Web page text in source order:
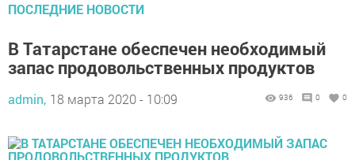
ПОСЛЕДНИЕ НОВОСТИ
В Татарстане обеспечен необходимый
запас продовольственных продуктов
admin, 18 марта 2020 - 10:09 936 0 0